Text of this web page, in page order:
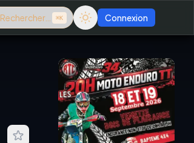
Rechercher… ⌘K Connexion